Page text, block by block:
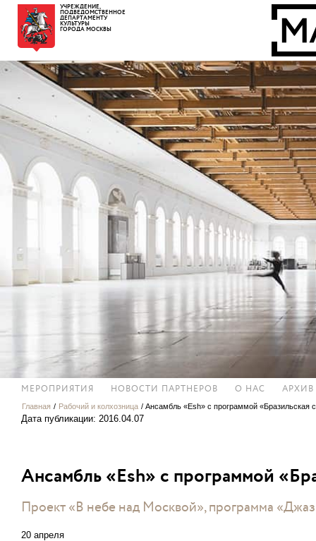
УЧРЕЖДЕНИЕ,
ПОДВЕДОМСТВЕННОЕ
ДЕПАРТАМЕНТУ
КУЛЬТУРЫ
ГОРОДА МОСКВЫ
МЕРОПРИЯТИЯ НОВОСТИ ПАРТНЕРОВ О НАС АРХИВ
Главная / Рабочий и колхозница / Ансамбль «Esh» с программой «Бразильская
Дата публикации: 2016.04.07
Ансамбль «Esh» с программой
Проект «В небе над Москвой», программа
20 апреля